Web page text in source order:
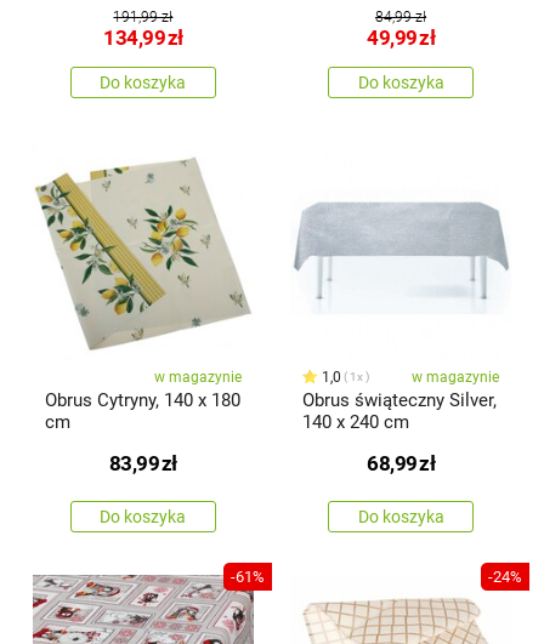
191,99 zł
134,99zł
Do koszyka
84,99 zł
49,99zł
Do koszyka
w magazynie
Obrus Cytryny, 140 x 180
cm
83,99zł
Do koszyka
1,0 1x w magazynie
Obrus świąteczny Silver,
140 x 240 cm
68,99zł
Do koszyka
-61% -24%